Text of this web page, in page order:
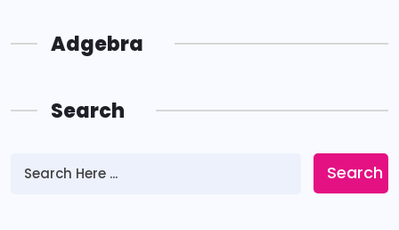
Adgebra
Search
Search